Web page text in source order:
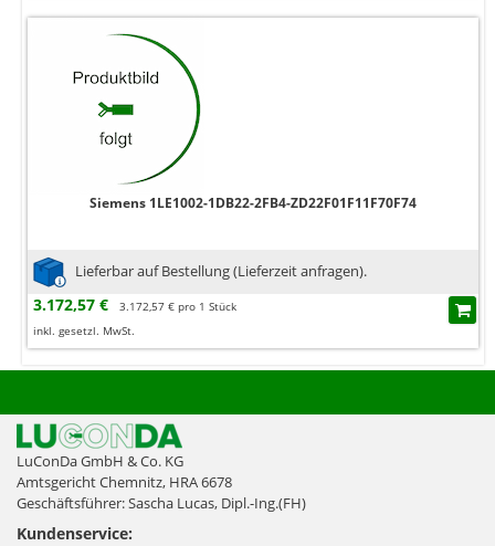
Siemens 1LE1002-1DB22-2FB4-ZD22F01F11F70F74
Lieferbar auf Bestellung (Lieferzeit anfragen).
3.172,57 €
3.172,57 € pro 1 Stück
inkl. gesetzl. MwSt.
LuConDa GmbH & Co. KG
Amtsgericht Chemnitz, HRA 6678
Geschäftsführer: Sascha Lucas, Dipl.-Ing.(FH)
Kundenservice: